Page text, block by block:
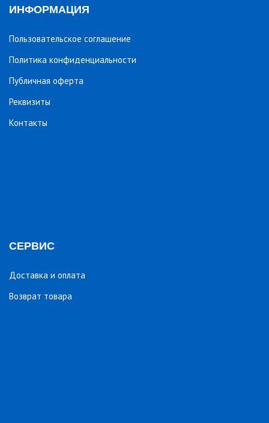
ИНФОРМАЦИЯ
Пользовательское соглашение
Политика конфиденциальности
Публичная оферта
Реквизиты
Контакты
СЕРВИС
Доставка и оплата
Возврат товара